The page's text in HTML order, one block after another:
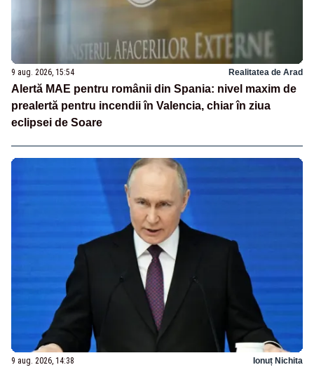
9 aug. 2026, 15:54 Realitatea de Arad
Alertă MAE pentru românii din Spania: nivel maxim de
prealertă pentru incendii în Valencia, chiar în ziua
eclipsei de Soare
9 aug. 2026, 14:38 Ionuț Nichita